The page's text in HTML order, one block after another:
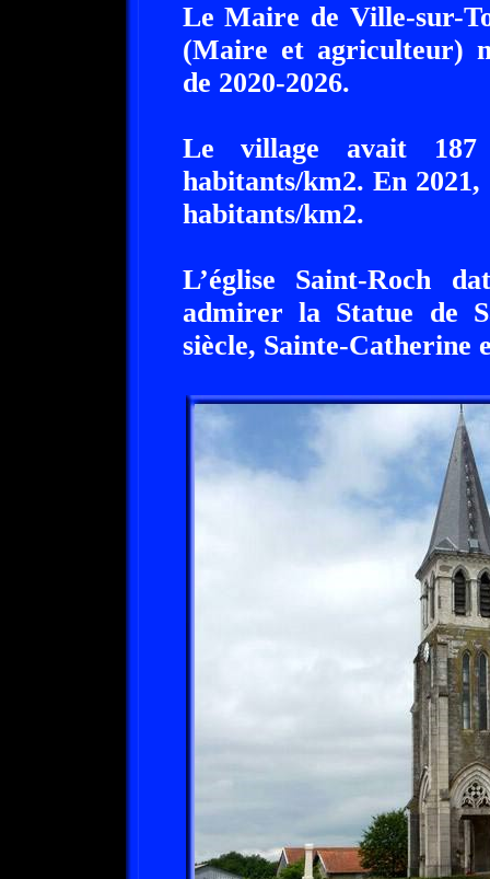
Le Maire de Ville-sur-
(Maire et agriculteur)
de 2020-2026.
Le village avait
habitants/km2. En
habitants/km2.
L’église Saint-Roch
admirer la Statue de
siècle, Sainte-Catherine